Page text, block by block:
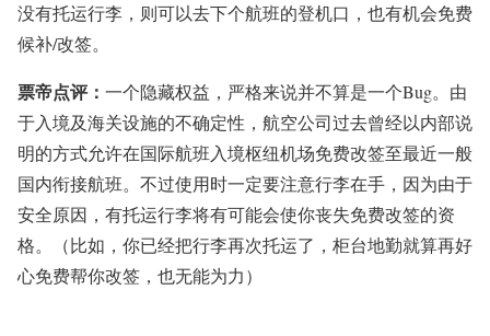
没有托运行李，则可以去下个航班的登机口，也有机会免费
候补/改签。
票帝点评： 一个隐藏权益，严格来说并不算是一个Bug。由
于入境及海关设施的不确定性，航空公司过去曾经以内部说
明的方式允许在国际航班入境枢纽机场免费改签至最近一般
国内衔接航班。不过使用时一定要注意行李在手，因为由于
安全原因，有托运行李将有可能会使你丧失免费改签的资
格。（比如，你已经把行李再次托运了，柜台地勤就算再好
心免费帮你改签，也无能为力）